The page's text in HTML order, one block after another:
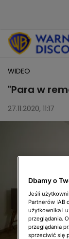
WIDEO
"Para w
27.11.2020, 11:17
Dbamy o
Jeśli
Partnerów IAB
użytkownika i
przeglądania.
przeglądania
sprzeciwić się